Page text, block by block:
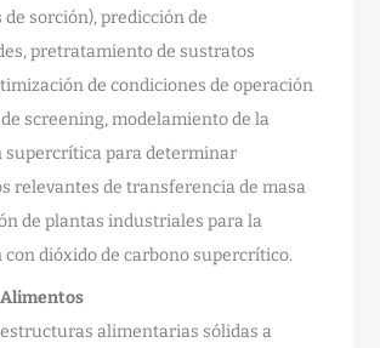
sorción), predicción de
pretratamiento de sustratos
de condiciones de operación
screening, modelamiento de la
supercrítica para determinar
relevantes de transferencia de masa
de plantas industriales para la
dióxido de carbono supercrítico.
alimentarias sólidas a